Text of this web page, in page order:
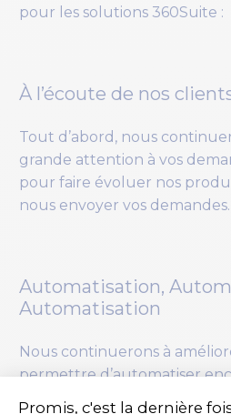
pour les solutions 360Suite :
À l’écoute de nos
Tout d’abord, nous
grande attention à vos
pour faire évoluer nos
nous envoyer vos demandes.
Automatisation,
Automatisation
Nous continuerons à
permettre d’automatiser